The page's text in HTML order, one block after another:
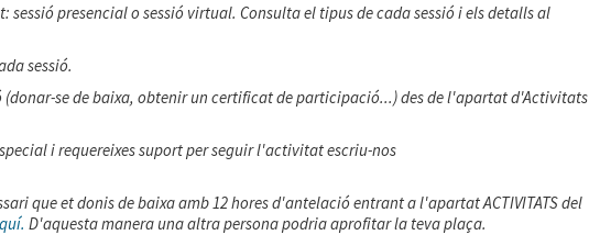
presencial o sessió virtual. Consulta el tipus de cada sessió i els detalls al
sessió.
se de baixa, obtenir un certificat de participació...) des de l'apartat d'Activitats
i requereixes suport per seguir l'activitat escriu-nos
que et donis de baixa amb 12 hores d'antelació entrant a l'apartat ACTIVITATS del
D'aquesta manera una altra persona podria aprofitar la teva plaça.